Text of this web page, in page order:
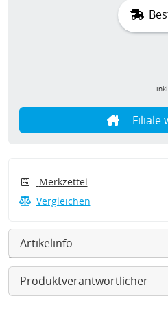
Filiale
Merkzettel
Vergleichen
Artikelinfo
Produktverantwortlicher